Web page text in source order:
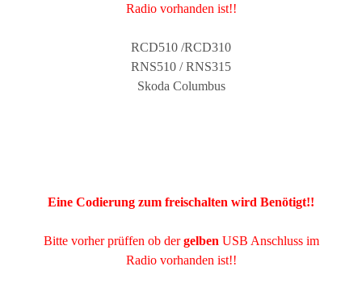
Radio vorhanden ist!!
RCD510 /RCD310
RNS510 / RNS315
Skoda Columbus
Eine Codierung zum freischalten wird Benötigt!!
Bitte vorher prüffen ob dergelben USB Anschluss im
Radio vorhanden ist!!